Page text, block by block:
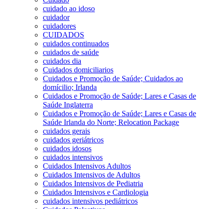
cuidado ao idoso
cuidador
cuidadores
CUIDADOS
cuidados continuados
cuidados de saúde
cuidados dia
Cuidados domiciliarios
Cuidados e Promoção de Saúde; Cuidados ao
domícilio; Irlanda
Cuidados e Promoção de Saúde; Lares e Casas de
Saúde Inglaterra
Cuidados e Promoção de Saúde; Lares e Casas de
Saúde Irlanda do Norte; Relocation Package
cuidados gerais
cuidados geriátricos
cuidados idosos
cuidados intensivos
Cuidados Intensivos Adultos
Cuidados Intensivos de Adultos
Cuidados Intensivos de Pediatria
Cuidados Intensivos e Cardiologia
cuidados intensivos pediátricos